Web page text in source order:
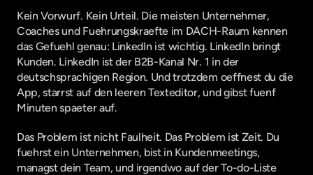
Kein Vorwurf. Kein Urteil. Die meisten Unternehmer,
Coaches und Fuehrungskraefte im DACH-Raum kennen
das Gefuehl genau: LinkedIn ist wichtig. LinkedIn bringt
Kunden. LinkedIn ist der B2B-Kanal Nr. 1 in der
deutschsprachigen Region. Und trotzdem oeffnest du die
App, starrst auf den leeren Texteditor, und gibst fuenf
Minuten spaeter auf.
Das Problem ist nicht Faulheit. Das Problem ist Zeit. Du
fuehrst ein Unternehmen, bist in Kundenmeetings,
managst dein Team, und irgendwo auf der To-do-Liste